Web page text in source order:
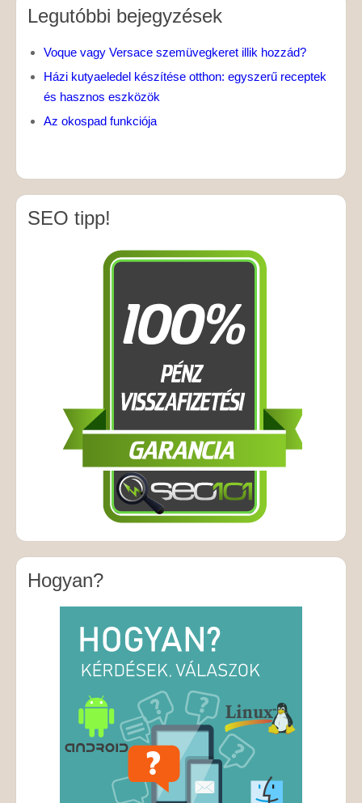
Legutóbbi bejegyzések
Voque vagy Versace szemüvegkeret illik hozzád?
Házi kutyaeledel készítése otthon: egyszerű receptek
és hasznos eszközök
Az okospad funkciója
SEO tipp!
Hogyan?